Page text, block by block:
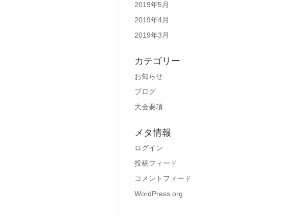
2019年5月
2019年4月
2019年3月
カテゴリー
お知らせ
ブログ
大会要項
メタ情報
ログイン
投稿フィード
コメントフィード
WordPress.org